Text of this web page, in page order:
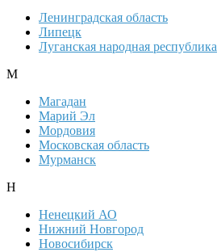
Ленинградская область
Липецк
Луганская народная республика
М
Магадан
Марий Эл
Мордовия
Московская область
Мурманск
Н
Ненецкий АО
Нижний Новгород
Новосибирск